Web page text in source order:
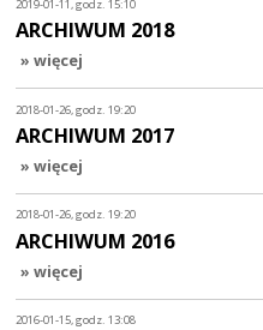
2019-01-11, godz. 15:10
ARCHIWUM 2018
» więcej
2018-01-26, godz. 19:20
ARCHIWUM 2017
» więcej
2018-01-26, godz. 19:20
ARCHIWUM 2016
» więcej
2016-01-15, godz. 13:08